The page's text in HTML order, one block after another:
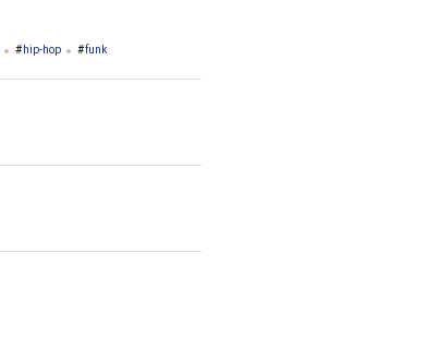
hip-hop funk